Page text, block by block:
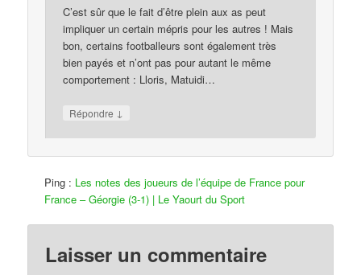
C’est sûr que le fait d’être plein aux as peut
impliquer un certain mépris pour les autres ! Mais
bon, certains footballeurs sont également très
bien payés et n’ont pas pour autant le même
comportement : Lloris, Matuidi…
Répondre ↓
Ping : Les notes des joueurs de l’équipe de France pour
France – Géorgie (3-1) | Le Yaourt du Sport
Laisser un commentaire